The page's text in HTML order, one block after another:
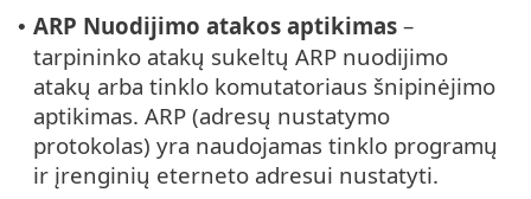
• ARP Nuodijimo atakos aptikimas –
tarpininko atakų sukeltų ARP nuodijimo
atakų arba tinklo komutatoriaus šnipinėjimo
aptikimas. ARP (adresų nustatymo
protokolas) yra naudojamas tinklo programų
ir įrenginių eterneto adresui nustatyti.